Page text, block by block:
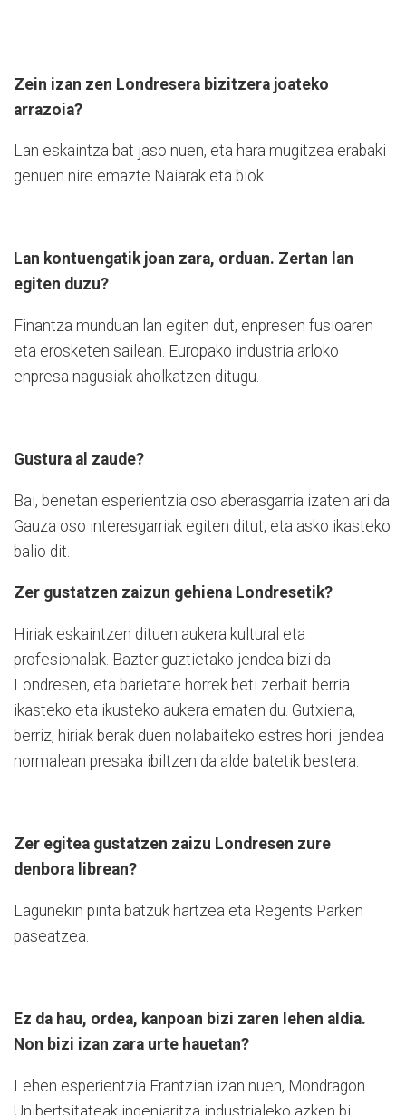
Zein izan zen Londresera bizitzera joateko
arrazoia?
Lan eskaintza bat jaso nuen, eta hara mugitzea erabaki
genuen nire emazte Naiarak eta biok.
Lan kontuengatik joan zara, orduan. Zertan lan
egiten duzu?
Finantza munduan lan egiten dut, enpresen fusioaren
eta erosketen sailean. Europako industria arloko
enpresa nagusiak aholkatzen ditugu.
Gustura al zaude?
Bai, benetan esperientzia oso aberasgarria izaten ari da.
Gauza oso interesgarriak egiten ditut, eta asko ikasteko
balio dit.
Zer gustatzen zaizun gehiena Londresetik?
Hiriak eskaintzen dituen aukera kultural eta
profesionalak. Bazter guztietako jendea bizi da
Londresen, eta barietate horrek beti zerbait berria
ikasteko eta ikusteko aukera ematen du. Gutxiena,
berriz, hiriak berak duen nolabaiteko estres hori: jendea
normalean presaka ibiltzen da alde batetik bestera.
Zer egitea gustatzen zaizu Londresen zure
denbora librean?
Lagunekin pinta batzuk hartzea eta Regents Parken
paseatzea.
Ez da hau, ordea, kanpoan bizi zaren lehen aldia.
Non bizi izan zara urte hauetan?
Lehen esperientzia Frantzian izan nuen, Mondragon
Unibertsitateak ingeniaritza industrialeko azken bi